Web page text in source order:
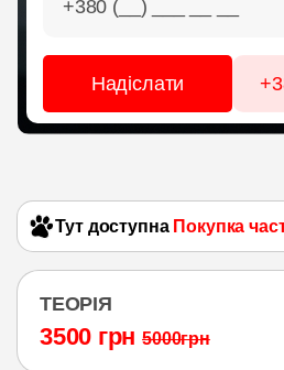
Тут доступна Покупка
ТЕОРІЯ
3500 грн5000грн